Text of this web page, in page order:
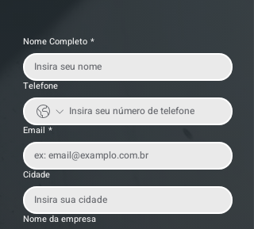
Nome Completo *
Telefone
Email *
Cidade
Nome da empresa